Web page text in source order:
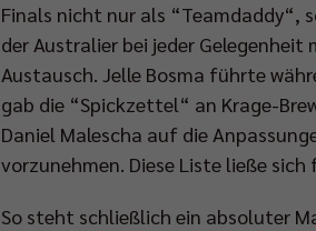
Finals nicht nur als “Teamdaddy“,
der Australier bei jeder
Austausch. Jelle Bosma führte
gab die “Spickzettel“ an Krage-
Daniel Malescha auf die
vorzunehmen. Diese Liste ließe
So steht schließlich ein absoluter